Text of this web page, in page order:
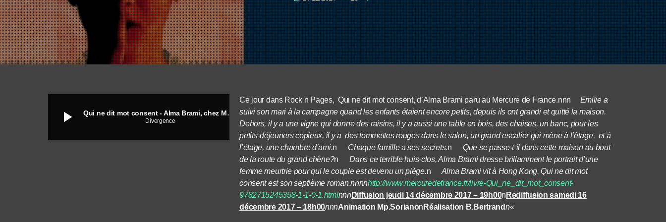
play_arrow Qui ne dit mot consent - Alma Brami, chez Mercure de France
Divergence
Ce jour dans Rock n Pages, Qui ne dit mot consent, d’Alma Brami paru au Mercure de France.nnn
Emilie a
suivi son mari à la campagne quand les enfants étaient encore petits, depuis ils ont grandi et quitté la maison.
Dehors, il y a une vigne qui donne des raisins, il y a aussi une table en bois, des chaises, un banc, pour les
petits-déjeuners copieux, il y a des tommettes rouges dans le salon, un grand escalier qui mène à l’étage, et à
l’étage, une chambre d’ami.n Chaque famille a ses secrets.n
Que se passe-t-il dans cette maison au bout
de la route du grand chêne?n
Dans ce terrible huis-clos, Alma Brami dresse brillamment le portrait d’une
femme meurtrie pour qui le couple est devenu un piège.n
Alma Brami vit à Hong Kong. Qui ne dit mot
consent est son septième roman.nnnnhttp://www.mercuredefrance.fr/livre-Qui_ne_dit_mot_consent-
9782715245358-1-1-0-1.htmlnnnDiffusion jeudi 14 décembre 2017 – 19h00n Rediffusion samedi 16
décembre 2017 – 18h00nnnAnimation Mp.Sorianon Réalisation B.Bertrandn«